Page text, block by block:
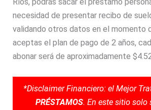
Ríos, podrás sacar el préstamo
necesidad de presentar recibo de
validando otros datos en el momento
aceptas el plan de pago de 2 años,
abonar será de aproximadamente
*Disclaimer Financiero: el Mejor
PRÉSTAMOS. En este sitio solo